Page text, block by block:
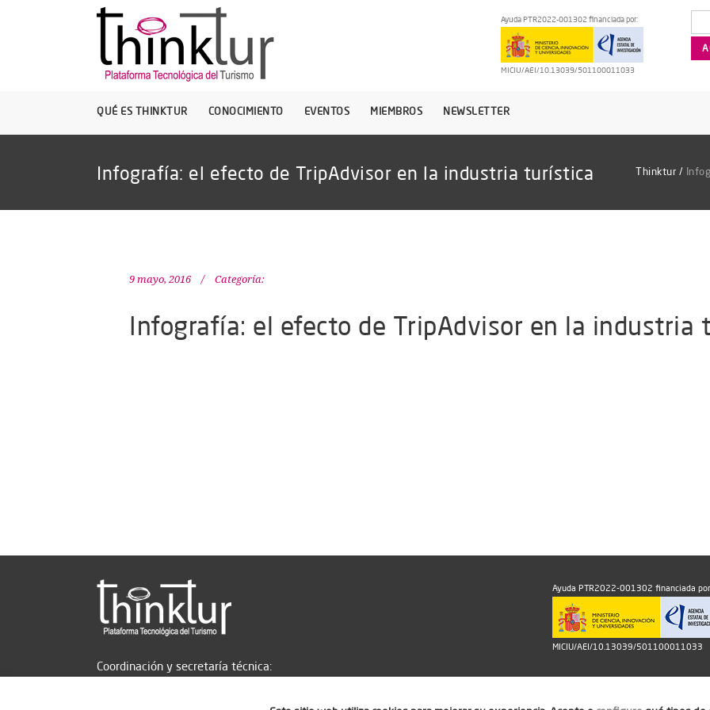
Ayuda PTR2022-001302 financiada por:
MICIU/AEI/10.13039/501100011033
QUÉ ES THINKTUR CONOCIMIENTO EVENTOS MIEMBROS NEWSLETTER
Infografía: el efecto de TripAdvisor en la industria turística Thinktur /
9 mayo, 2016 Categoría:
Infografía: el efecto de TripAdvisor en la industria
Coordinación y secretaría técnica:
Ayuda PTR2022-001302 financiada
MICIU/AEI/10.13039/501100011033